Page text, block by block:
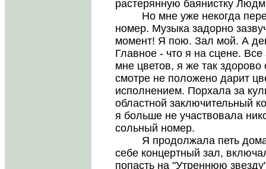
растерянную баянистку
Но мне уже некогда
номер. Музыка задорно
момент! Я пою. Зал мой. А
Главное - что я на сцене.
мне цветов, я же так
смотре не положено дарит
исполнением. Порхала за
областной заключительный
я больше не участвовала
сольный номер.
Я продолжала петь дома
себе концертный зал,
попасть на "Утреннюю